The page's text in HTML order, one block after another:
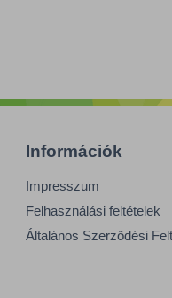
Információk
Impresszum
Felhasználási feltételek
Általános Szerződési